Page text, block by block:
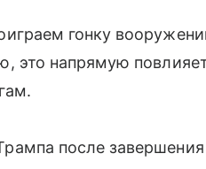
гонку
это напрямую
после завершения